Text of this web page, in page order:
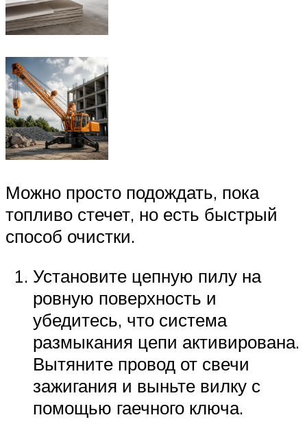
Можно просто подождать, пока
топливо стечет, но есть быстрый
способ очистки.
Установите цепную пилу на
ровную поверхность и
убедитесь, что система
размыкания цепи активирована.
Вытяните провод от свечи
зажигания и выньте вилку с
помощью гаечного ключа.